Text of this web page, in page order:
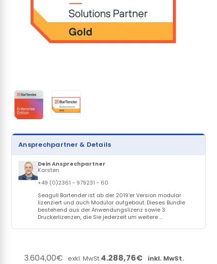
Ansprechpartner & Details
Dein Ansprechpartner
Karsten
+49 (0)2361 - 979231 - 60
Seagull Bartender ist ab der 2019'er Version modular
lizenziert und auch Modular aufgebaut. Dieses Bundle
bestehend aus der Anwendungslizenz sowie 3
Druckerlizenzen, die Sie jederzeit um weitere ...
3.604,00€ exkl. MwSt.4.288,76€ inkl. MwSt.